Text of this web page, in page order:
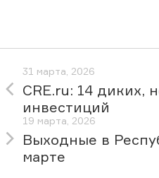
31 марта, 2026
CRE.ru: 14 диких,
инвестиций
19 марта, 2026
Выходные в
марте